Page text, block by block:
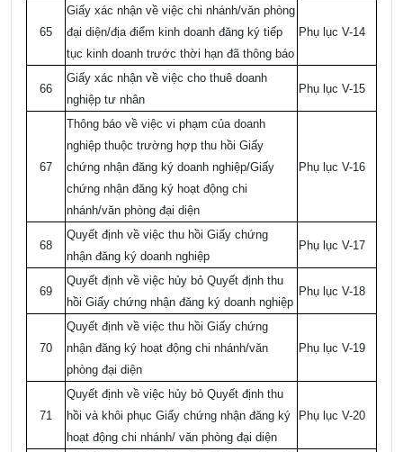
65
Giấy xác nhận về việc chi nhánh/văn phòng
đại diện/địa điểm kinh doanh đăng ký tiếp
tục kinh doanh trước thời hạn đã thông báo
Phụ lục V-14
66
Giấy xác nhận về việc cho thuê doanh
nghiệp tư nhân
Phụ lục V-15
67
Thông báo về việc vi phạm của doanh
nghiệp thuộc trường hợp thu hồi Giấy
chứng nhận đăng ký doanh nghiệp/Giấy
chứng nhận đăng ký hoạt động chi
nhánh/văn phòng đại diện
Phụ lục V-16
68
Quyết định về việc thu hồi Giấy chứng
nhận đăng ký doanh nghiệp
Phụ lục V-17
69
Quyết định về việc hủy bỏ Quyết định thu
hồi Giấy chứng nhận đăng ký doanh nghiệp
Phụ lục V-18
70
Quyết định về việc thu hồi Giấy chứng
nhận đăng ký hoạt động chi nhánh/văn
phòng đại diện
Phụ lục V-19
71
Quyết định về việc hủy bỏ Quyết định thu
hồi và khôi phục Giấy chứng nhận đăng ký
hoạt động chi nhánh/ văn phòng đại diện
Phụ lục V-20